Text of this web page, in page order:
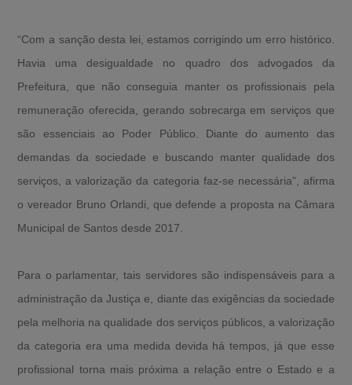
“Com a sanção desta lei, estamos corrigindo um erro histórico.
Havia uma desigualdade no quadro dos advogados da
Prefeitura, que não conseguia manter os profissionais pela
remuneração oferecida, gerando sobrecarga em serviços que
são essenciais ao Poder Público. Diante do aumento das
demandas da sociedade e buscando manter qualidade dos
serviços, a valorização da categoria faz-se necessária”, afirma
o vereador Bruno Orlandi, que defende a proposta na Câmara
Municipal de Santos desde 2017.
Para o parlamentar, tais servidores são indispensáveis para a
administração da Justiça e, diante das exigências da sociedade
pela melhoria na qualidade dos serviços públicos, a valorização
da categoria era uma medida devida há tempos, já que esse
profissional torna mais próxima a relação entre o Estado e a